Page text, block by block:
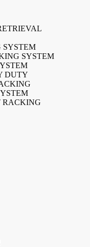
SYSTEM
DUTY
RACKING